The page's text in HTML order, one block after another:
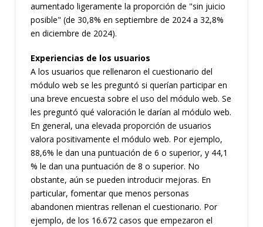
aumentado ligeramente la proporción de "sin juicio
posible" (de 30,8% en septiembre de 2024 a 32,8%
en diciembre de 2024).
Experiencias de los usuarios
A los usuarios que rellenaron el cuestionario del
módulo web se les preguntó si querían participar en
una breve encuesta sobre el uso del módulo web. Se
les preguntó qué valoración le darían al módulo web.
En general, una elevada proporción de usuarios
valora positivamente el módulo web. Por ejemplo,
88,6% le dan una puntuación de 6 o superior, y 44,1
% le dan una puntuación de 8 o superior. No
obstante, aún se pueden introducir mejoras. En
particular, fomentar que menos personas
abandonen mientras rellenan el cuestionario. Por
ejemplo, de los 16.672 casos que empezaron el